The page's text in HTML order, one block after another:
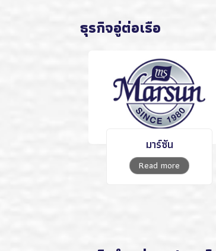
ธุรกิจอู่ต่อเรือ
มาร์ซัน
Read more